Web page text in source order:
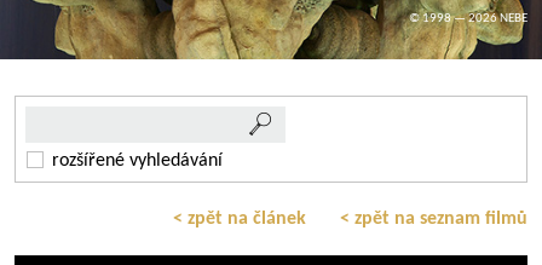
© 1998 — 2026 NEBE
rozšířené vyhledávání
< zpět na článek < zpět na seznam filmů